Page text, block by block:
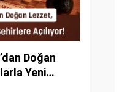
Doğan
Yeni